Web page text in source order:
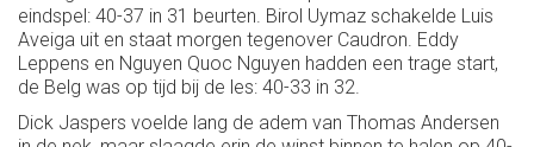
eindspel: 40-37 in 31 beurten. Birol Uymaz schakelde Luis
Aveiga uit en staat morgen tegenover Caudron. Eddy
Leppens en Nguyen Quoc Nguyen hadden een trage start,
de Belg was op tijd bij de les: 40-33 in 32.
Dick Jaspers voelde lang de adem van Thomas Andersen